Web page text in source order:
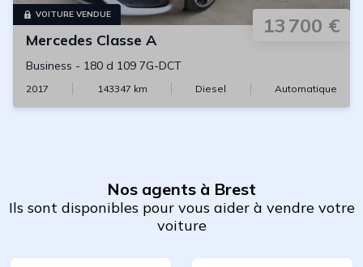
VOITURE VENDUE 13 700 €
Mercedes Classe A
Business - 180 d 109 7G-DCT
2017 143347 km Diesel Automatique
Nos agents à Brest
Ils sont disponibles pour vous aider à vendre votre
voiture